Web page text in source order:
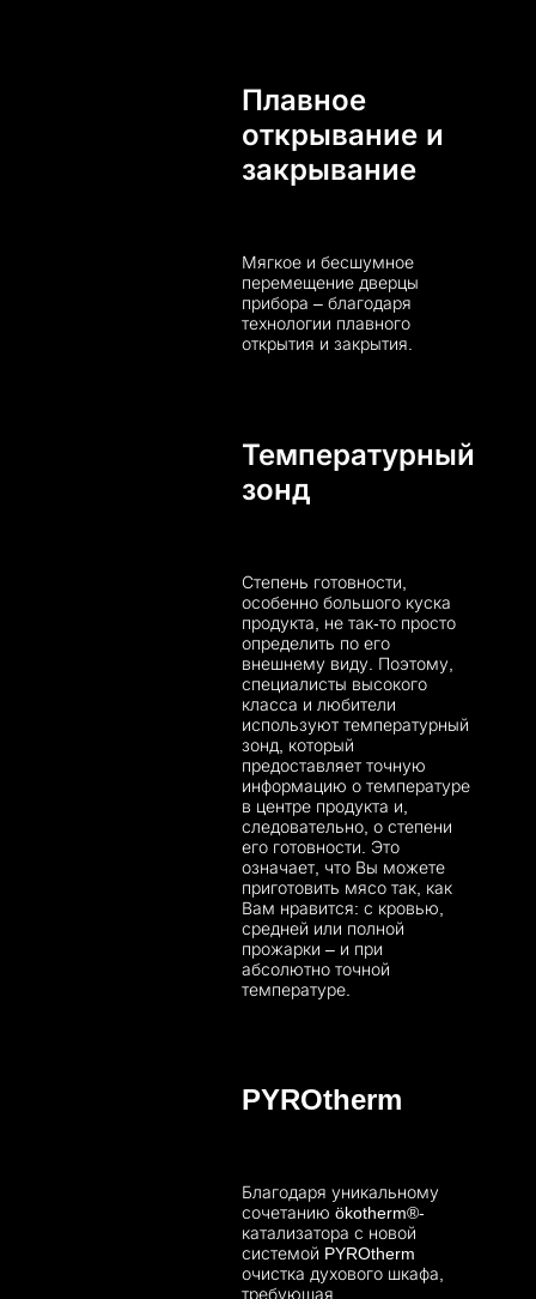
Плавное
открывание и
закрывание
Мягкое и бесшумное
перемещение дверцы
прибора – благодаря
технологии плавного
открытия и закрытия.
Температурный
зонд
Степень готовности,
особенно большого куска
продукта, не так-то просто
определить по его
внешнему виду. Поэтому,
специалисты высокого
класса и любители
используют температурный
зонд, который
предоставляет точную
информацию о температуре
в центре продукта и,
следовательно, о степени
его готовности. Это
означает, что Вы можете
приготовить мясо так, как
Вам нравится: с кровью,
средней или полной
прожарки – и при
абсолютно точной
температуре.
PYROtherm
Благодаря уникальному
сочетанию ökotherm®-
катализатора с новой
системой PYROtherm
очистка духового шкафа,
требующая